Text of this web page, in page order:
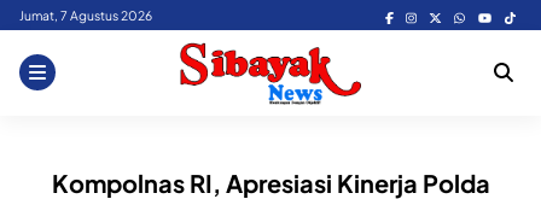
Skip
content
Jumat, 7 Agustus 2026
Kompolnas RI, Apresiasi Kinerja Polda